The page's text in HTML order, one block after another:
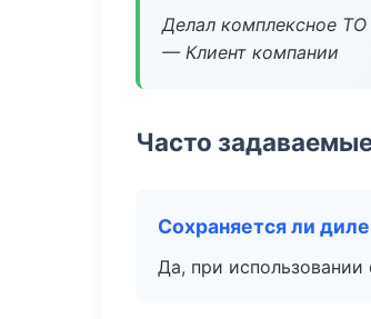
Делал комплексное
— Клиент компании
Часто
Сохраняется ли
Да, при использовании